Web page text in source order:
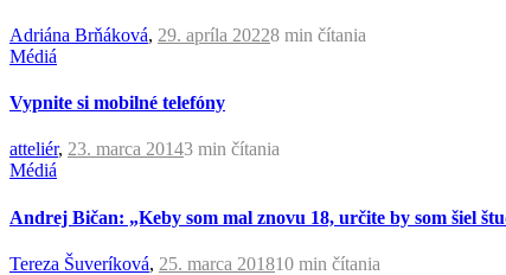
Adriána Brňáková, 29. apríla 20228 min čítania
Médiá
Vypnite si mobilné telefóny
atteliér, 23. marca 20143 min čítania
Médiá
Andrej Bičan: „Keby som mal znovu 18, určite by som šiel
Tereza Šuveríková, 25. marca 201810 min čítania